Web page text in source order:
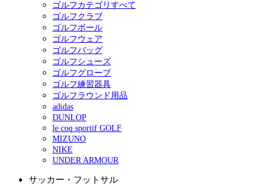
ゴルフカテゴリすべて
ゴルフクラブ
ゴルフボール
ゴルフウェア
ゴルフバッグ
ゴルフシューズ
ゴルフグローブ
ゴルフ練習器具
ゴルフラウンド用品
adidas
DUNLOP
le coq sportif GOLF
MIZUNO
NIKE
UNDER ARMOUR
サッカー・フットサル